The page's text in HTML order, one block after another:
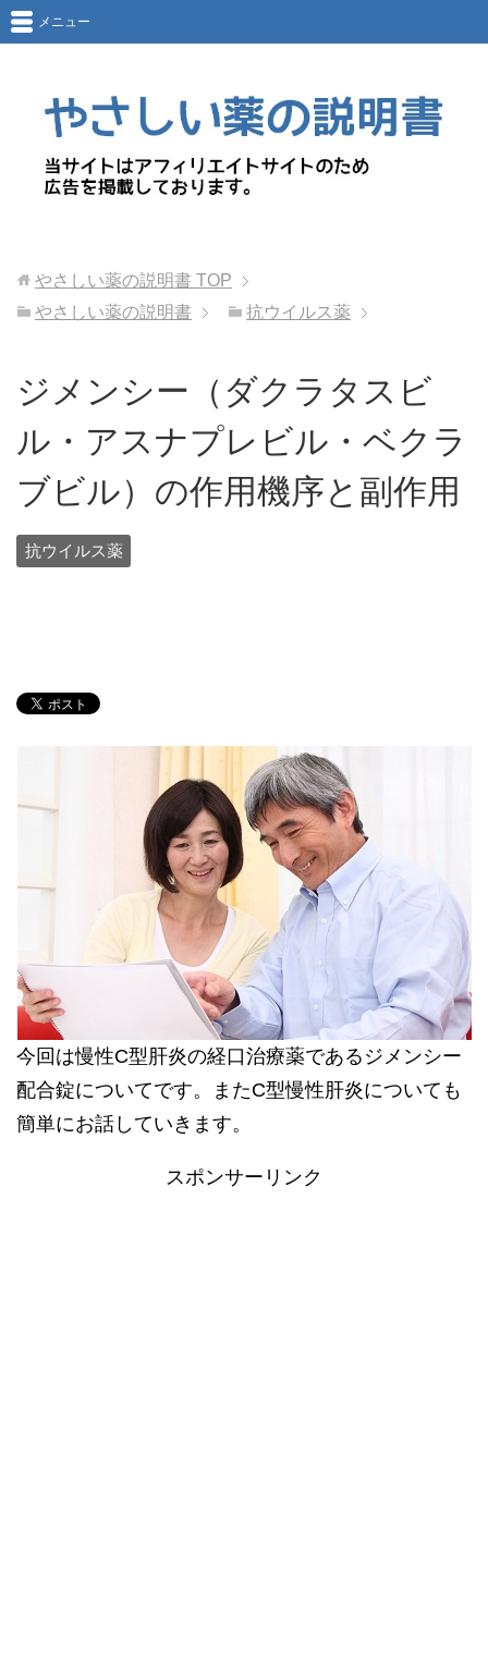
メニュー
やさしい薬の説明書 TOP
やさしい薬の説明書
抗ウイルス薬
ジメンシー（ダクラタスビ
ル・アスナプレビル・ベクラ
ブビル）の作用機序と副作用
抗ウイルス薬
今回は慢性C型肝炎の経口治療薬であるジメンシー
配合錠についてです。またC型慢性肝炎についても
簡単にお話していきます。
スポンサーリンク